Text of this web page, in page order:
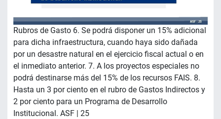
Rubros de Gasto 6. Se podrá disponer un 15% adicional
para dicha infraestructura, cuando haya sido dañada
por un desastre natural en el ejercicio fiscal actual o en
el inmediato anterior. 7. A los proyectos especiales no
podrá destinarse más del 15% de los recursos FAIS. 8.
Hasta un 3 por ciento en el rubro de Gastos Indirectos y
2 por ciento para un Programa de Desarrollo
Institucional. ASF | 25